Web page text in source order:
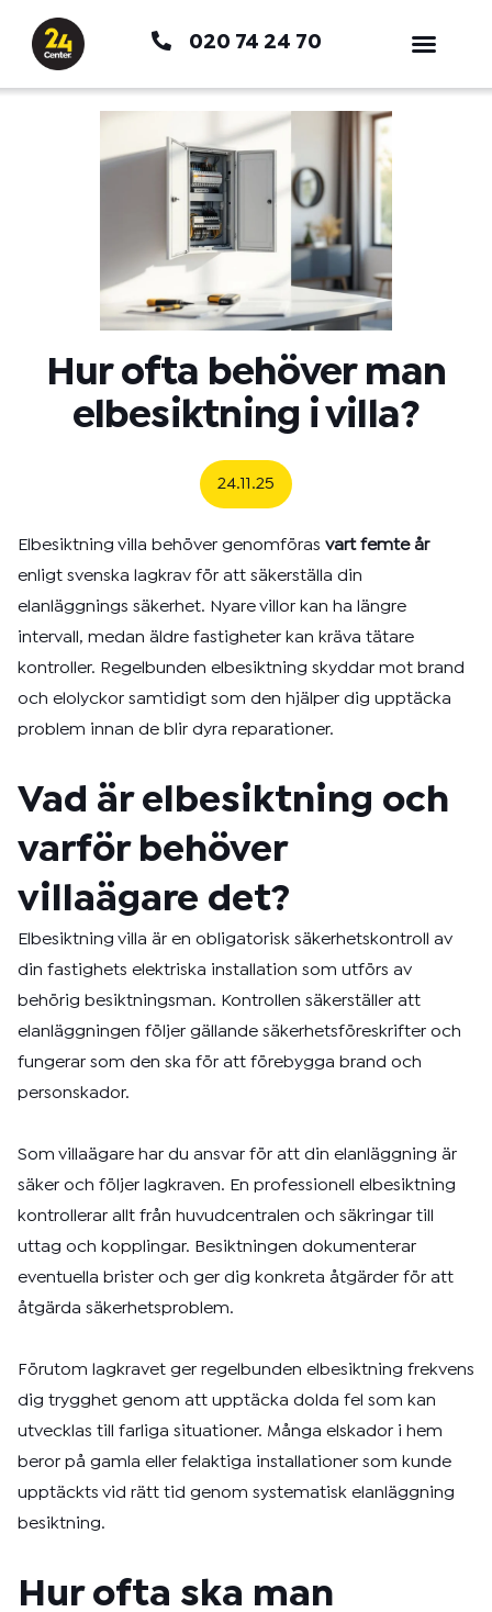
innehåll
020 74 24 70
Hur ofta behöver man
elbesiktning i villa?
24.11.25
Elbesiktning villa behöver genomföras vart femte år
enligt svenska lagkrav för att säkerställa din
elanläggnings säkerhet. Nyare villor kan ha längre
intervall, medan äldre fastigheter kan kräva tätare
kontroller. Regelbunden elbesiktning skyddar mot brand
och elolyckor samtidigt som den hjälper dig upptäcka
problem innan de blir dyra reparationer.
Vad är elbesiktning och
varför behöver
villaägare det?
Elbesiktning villa är en obligatorisk säkerhetskontroll av
din fastighets elektriska installation som utförs av
behörig besiktningsman. Kontrollen säkerställer att
elanläggningen följer gällande säkerhetsföreskrifter och
fungerar som den ska för att förebygga brand och
personskador.
Som villaägare har du ansvar för att din elanläggning är
säker och följer lagkraven. En professionell elbesiktning
kontrollerar allt från huvudcentralen och säkringar till
uttag och kopplingar. Besiktningen dokumenterar
eventuella brister och ger dig konkreta åtgärder för att
åtgärda säkerhetsproblem.
Förutom lagkravet ger regelbunden elbesiktning frekvens
dig trygghet genom att upptäcka dolda fel som kan
utvecklas till farliga situationer. Många elskador i hem
beror på gamla eller felaktiga installationer som kunde
upptäckts vid rätt tid genom systematisk elanläggning
besiktning.
Hur ofta ska man